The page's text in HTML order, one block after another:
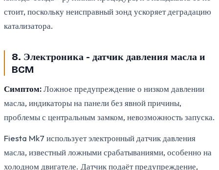
стоит, поскольку неисправный зонд ускоряет деградацию
катализатора.
8. Электроника - датчик давления масла и
BCM
Симптом:Ложное предупреждение о низком давлении
масла, индикаторы на панели без явной причины,
проблемы с центральным замком, невозможность запуска.
Fiesta Mk7 использует электронный датчик давления
масла, известный ложными срабатываниями, особенно на
холодном двигателе. Датчик подаёт предупреждение,